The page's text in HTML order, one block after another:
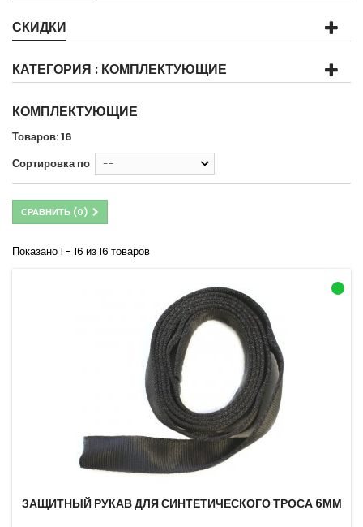
СКИДКИ
КАТЕГОРИЯ : КОМПЛЕКТУЮЩИЕ
КОМПЛЕКТУЮЩИЕ
Товаров: 16
Сортировка по
--
СРАВНИТЬ (0)
Показано 1 - 16 из 16 товаров
ЗАЩИТНЫЙ РУКАВ ДЛЯ СИНТЕТИЧЕСКОГО ТРОСА 6ММ